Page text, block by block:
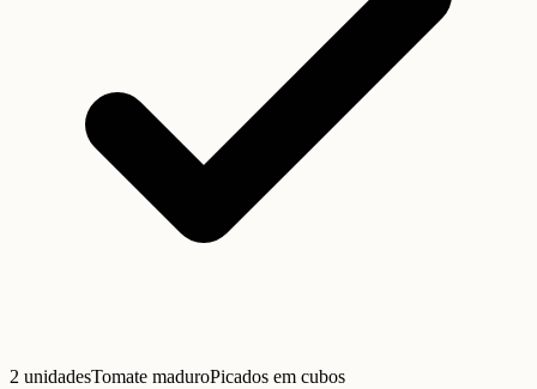
2 unidadesTomate maduroPicados em cubos